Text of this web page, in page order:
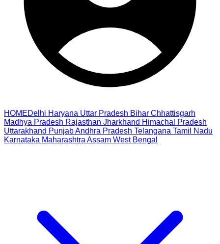
HOMEDelhi Haryana Uttar Pradesh Bihar Chhattisgarh
Madhya Pradesh Rajasthan Jharkhand Himachal Pradesh
Uttarakhand PunjabAndhra Pradesh Telangana Tamil Nadu
Karnataka Maharashtra Assam West Bengal